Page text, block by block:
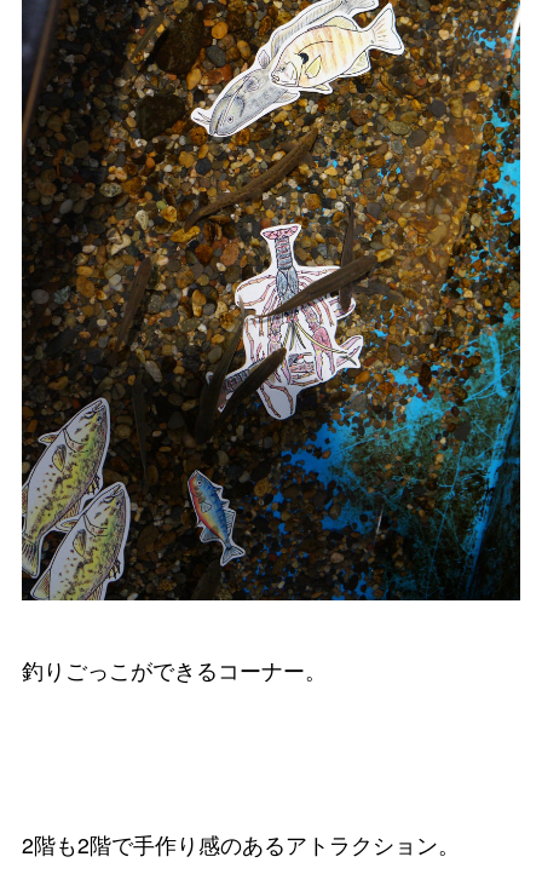
釣りごっこができるコーナー。
2階も2階で手作り感のあるアトラクション。